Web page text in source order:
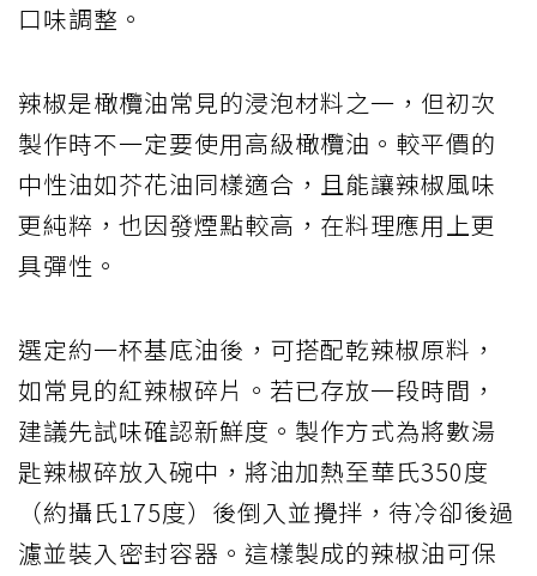
口味調整。
辣椒是橄欖油常見的浸泡材料之一，但初次
製作時不一定要使用高級橄欖油。較平價的
中性油如芥花油同樣適合，且能讓辣椒風味
更純粹，也因發煙點較高，在料理應用上更
具彈性。
選定約一杯基底油後，可搭配乾辣椒原料，
如常見的紅辣椒碎片。若已存放一段時間，
建議先試味確認新鮮度。製作方式為將數湯
匙辣椒碎放入碗中，將油加熱至華氏350度
（約攝氏175度）後倒入並攪拌，待冷卻後過
濾並裝入密封容器。這樣製成的辣椒油可保